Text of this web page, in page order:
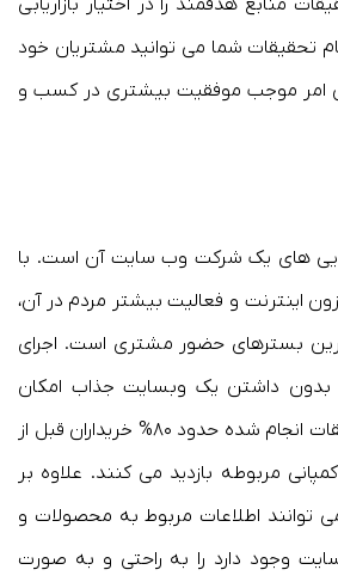
تحقیقات شما می توانید مشتریان خود
امر موجب موفقیت بیشتری در کسب و
های یک شرکت وب سایت آن است. با
اینترنت و فعالیت بیشتر مردم در آن،
بسترهای حضور مشتری است. اجرای
بدون داشتن یک وبسایت جذاب امکان
پذیر نیست. طبق تحقیقات انجام شده حدود ۸۰% خریداران قبل از
مربوطه بازدید می کنند. علاوه بر
می توانند اطلاعات مربوط به محصولات و
وجود دارد را به راحتی و به صورت